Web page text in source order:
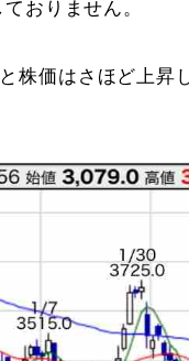
おりません。
株価はさほど上